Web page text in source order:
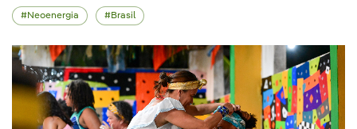
Neoenergia Brasil